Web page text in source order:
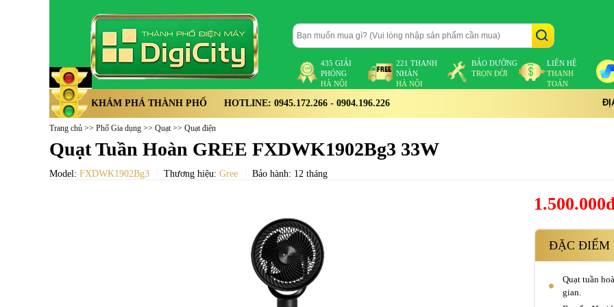
435 GIẢI
PHÓNG
HÀ NỘI
221 THANH
NHÀN
HÀ NỘI
BẢO DƯỠNG
TRỌN ĐỜI
LIÊN HỆ
THANH
TOÁN
KHÁM PHÁ THÀNH PHỐ HOTLINE: 0945.172.266 - 0904.196.226
Trang chủ >> Phố Gia dụng >> Quạt>> Quạt điện
Quạt Tuần Hoàn GREE FXDWK1902Bg3 33W
Model: FXDWK1902Bg3 Thương hiệu: Gree Bảo hành: 12 tháng
ĐẶC ĐIỂM
Quạt tuần
gian.